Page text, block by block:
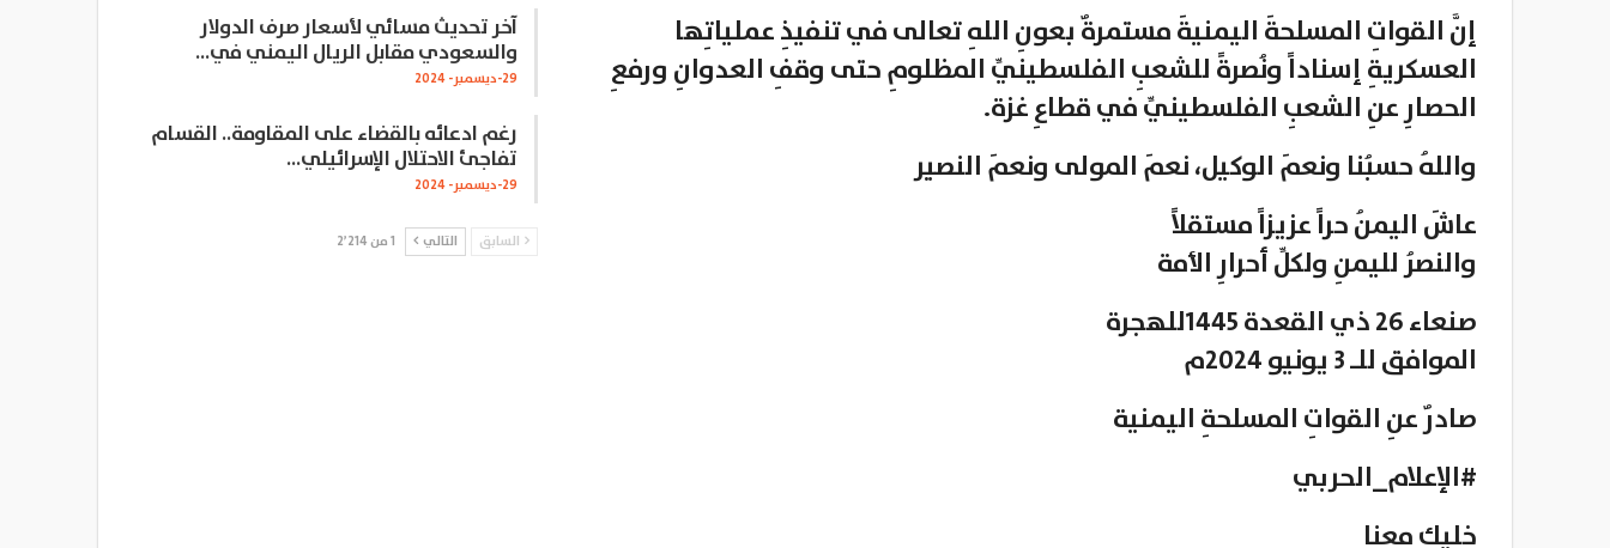
إنَّ القواتِ المسلحةَ اليمنيةَ مستمرةٌ بعونِ اللهِ تعالى في تنفيذِ عملياتِها
العسكريةِ إسناداً ونُصرةً للشعبِ الفلسطينيِّ المظلومِ حتى وقفِ العدوانِ ورفعِ
الحصارِ عنِ الشعبِ الفلسطينيِّ في قطاعِ غزة.
واللهُ حسبُنا ونعمَ الوكيل، نعمَ المولى ونعمَ النصير
عاشَ اليمنُ حراً عزيزاً مستقلاً
والنصرُ لليمنِ ولكلِّ أحرارِ الأمة
صنعاء 26 ذي القعدة 1445للهجرة
الموافق للـ 3 يونيو 2024م
صادرٌ عنِ القواتِ المسلحةِ اليمنية
#الإعلام_الحربي
خليك معنا
آخر تحديث مسائي لأسعار صرف الدولار
والسعودي مقابل الريال اليمني في…
29-ديسمبر- 2024
رغم ادعائه بالقضاء على المقاومة.. القسام
تفاجئ الاحتلال الإسرائيلي…
29-ديسمبر- 2024
السابق التالي 1 من 2٬214